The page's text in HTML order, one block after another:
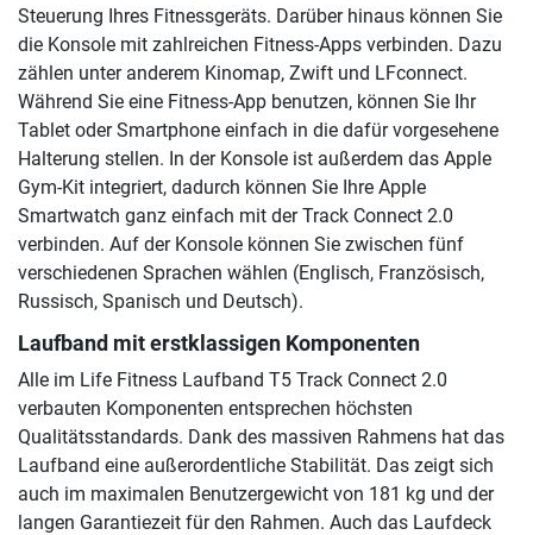
Steuerung Ihres Fitnessgeräts. Darüber hinaus können Sie
die Konsole mit zahlreichen Fitness-Apps verbinden. Dazu
zählen unter anderem Kinomap, Zwift und LFconnect.
Während Sie eine Fitness-App benutzen, können Sie Ihr
Tablet oder Smartphone einfach in die dafür vorgesehene
Halterung stellen. In der Konsole ist außerdem das Apple
Gym-Kit integriert, dadurch können Sie Ihre Apple
Smartwatch ganz einfach mit der Track Connect 2.0
verbinden. Auf der Konsole können Sie zwischen fünf
verschiedenen Sprachen wählen (Englisch, Französisch,
Russisch, Spanisch und Deutsch).
Laufband mit erstklassigen Komponenten
Alle im Life Fitness Laufband T5 Track Connect 2.0
verbauten Komponenten entsprechen höchsten
Qualitätsstandards. Dank des massiven Rahmens hat das
Laufband eine außerordentliche Stabilität. Das zeigt sich
auch im maximalen Benutzergewicht von 181 kg und der
langen Garantiezeit für den Rahmen. Auch das Laufdeck